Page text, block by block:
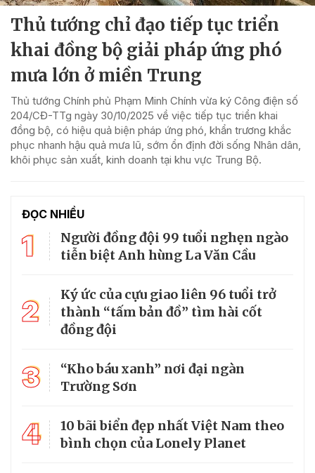
Thủ tướng chỉ đạo tiếp tục triển
khai đồng bộ giải pháp ứng phó
mưa lớn ở miền Trung
Thủ tướng Chính phủ Phạm Minh Chính vừa ký Công điện số
204/CĐ-TTg ngày 30/10/2025 về việc tiếp tục triển khai
đồng bộ, có hiệu quả biện pháp ứng phó, khẩn trương khắc
phục nhanh hậu quả mưa lũ, sớm ổn định đời sống Nhân dân,
khôi phục sản xuất, kinh doanh tại khu vực Trung Bộ.
ĐỌC NHIỀU
1
Người đồng đội 99 tuổi nghẹn ngào
tiễn biệt Anh hùng La Văn Cầu
2
Ký ức của cựu giao liên 96 tuổi trở
thành “tấm bản đồ” tìm hài cốt
đồng đội
3
“Kho báu xanh” nơi đại ngàn
Trường Sơn
4
10 bãi biển đẹp nhất Việt Nam theo
bình chọn của Lonely Planet